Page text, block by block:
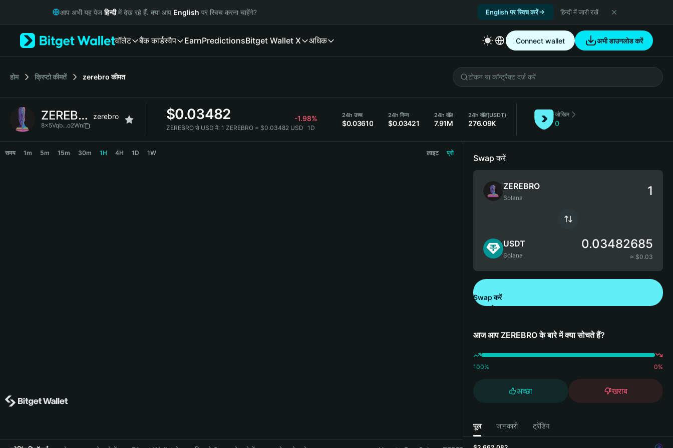
Русский
Italiano
简体中文
繁體中文
Bahasa Indonesia
आप अभी यह पेजहिन्दीमें देख रहे हैं. क्या आप English पर स्विच करना चाहेंगे? English पर स्विच करें हिन्दी में जारी रखें
वॉलेट बैंक कार्डस्वैप EarnPredictionsBitget Wallet X अधिक Connect wallet अभी डाउनलोड करें
होम क्रिप्टो कीमतें zerebro कीमत
ZEREBRO zerebro
8x5Vqb...o2Wn
$0.03482 -1.98%
ZEREBRO से USD में: 1 ZEREBRO = $0.03482 USD 1D
24h उच्च
$0.03610
24h निम्न
$0.03421
24h वॉल
7.91M
24h वॉल(USDT)
276.09K
जोखिम
0
समय 1m 5m 15m 30m 1H 4H 1D 1W लाइट प्रो
Swap करें
ZEREBRO
Solana
USDT
Solana
0.03482685
≈ $0.03
Swap करें
आज आप ZEREBRO के बारे में क्या सोचते हैं?
100% 0%
अच्छा खराब
पूल जानकारी ट्रेंडिंग